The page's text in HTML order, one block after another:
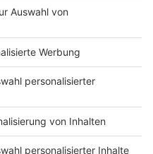
Kardiologie. Neben
und
Helios sieht darin
Versorgung